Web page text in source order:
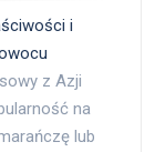
i
z Azji
na
lub